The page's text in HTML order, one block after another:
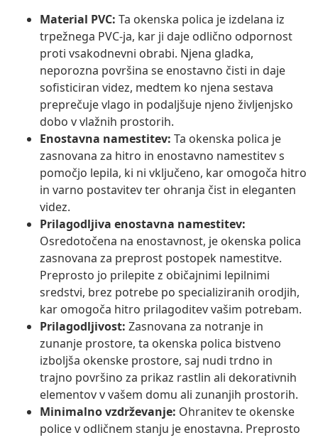
Material PVC: Ta okenska polica je izdelana iz
trpežnega PVC-ja, kar ji daje odlično odpornost
proti vsakodnevni obrabi. Njena gladka,
neporozna površina se enostavno čisti in daje
sofisticiran videz, medtem ko njena sestava
preprečuje vlago in podaljšuje njeno življenjsko
dobo v vlažnih prostorih.
Enostavna namestitev: Ta okenska polica je
zasnovana za hitro in enostavno namestitev s
pomočjo lepila, ki ni vključeno, kar omogoča hitro
in varno postavitev ter ohranja čist in eleganten
videz.
Prilagodljiva enostavna namestitev:
Osredotočena na enostavnost, je okenska polica
zasnovana za preprost postopek namestitve.
Preprosto jo prilepite z običajnimi lepilnimi
sredstvi, brez potrebe po specializiranih orodjih,
kar omogoča hitro prilagoditev vašim potrebam.
Prilagodljivost: Zasnovana za notranje in
zunanje prostore, ta okenska polica bistveno
izboljša okenske prostore, saj nudi trdno in
trajno površino za prikaz rastlin ali dekorativnih
elementov v vašem domu ali zunanjih prostorih.
Minimalno vzdrževanje: Ohranitev te okenske
police v odličnem stanju je enostavna. Preprosto